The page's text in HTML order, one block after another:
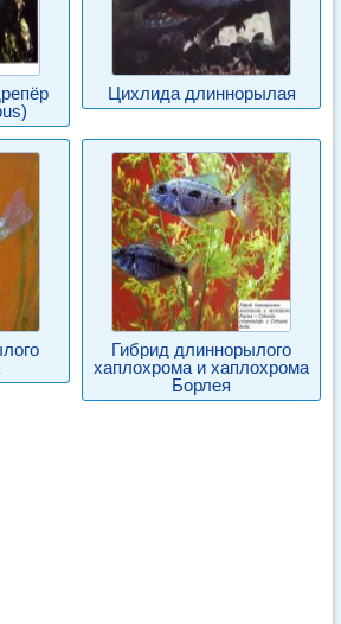
Цихлида длиннорылая
Гибрид длиннорылого
хаплохрома и хаплохрома
Борлея